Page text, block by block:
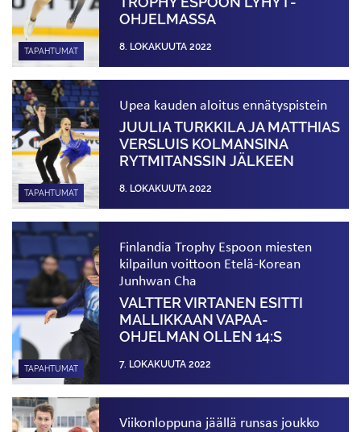
TAPAHTUMAT
OHJELMASSA
8. LOKAKUUTA 2022
TAPAHTUMAT
Upea kauden aloitus ennätyspistein
JUULIA TURKKILA JA MATTHIAS
VERSLUIS KOLMANSINA
RYTMITANSSIN JÄLKEEN
8. LOKAKUUTA 2022
TAPAHTUMAT
Finlandia Trophy Espoon miesten
kilpailun voittoon Etelä-Korean
Junhwan Cha
VALTTER VIRTANEN ESITTI
MALLIKKAAN VAPAA­
OHJELMAN OLLEN 14:S
7. LOKAKUUTA 2022
Viikonloppuna jäällä runsas joukko